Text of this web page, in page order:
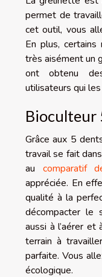
permet de
cet outil, vous
En plus,
très aisément un
ont obtenu
utilisateurs qui
Bioculteur
Grâce aux 5
travail se fait
au comparatif
appréciée. En
qualité à la
décompacter le
aussi à l’aérer et
terrain à
parfaite. Vous
écologique.